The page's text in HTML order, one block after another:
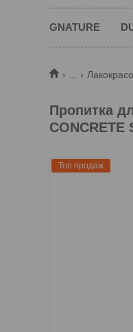
GNATURE
Пропитка
CONCRETE
Топ продаж